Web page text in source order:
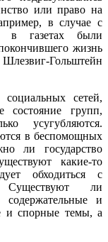
или право на
в случае с
в газетах были
жизнь
Гольштейн
сетей,
состояние групп,
усугубляются.
в беспомощных
ли государство
какие-то
обходиться с
Существуют ли
и
и спорные темы, а